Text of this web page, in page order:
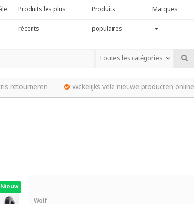
Produits les plus
récents
Produits
populaires
Marques
Toutes les catégories
retourneren Wekelijks vele nieuwe producten online
Nieuw
Wolf